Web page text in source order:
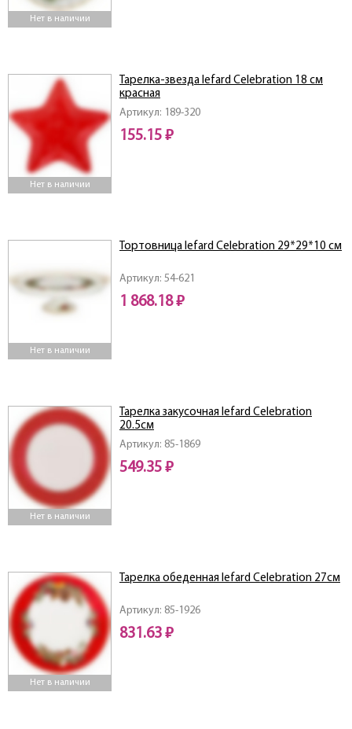
Нет в наличии
Нет в наличии
Артикул: 189-320
Тарелка-звезда lefard Celebration 18 см
красная
155.15 ₽
Нет в наличии
Артикул: 54-621
Тортовница lefard Celebration 29*29*10 см
1 868.18 ₽
Нет в наличии
Артикул: 85-1869
Тарелка закусочная lefard Celebration
20.5см
549.35 ₽
Нет в наличии
Артикул: 85-1926
Тарелка обеденная lefard Celebration 27см
831.63 ₽